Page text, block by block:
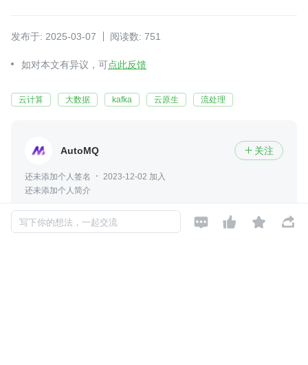
发布于: 2025-03-07 阅读数: 751
如对本文有异议，可点此反馈
云计算 大数据 kafka 云原生 流处理
AutoMQ  关注
还未添加个人签名
2023-12-02 加入
还未添加个人简介
写下你的想法，一起交流    